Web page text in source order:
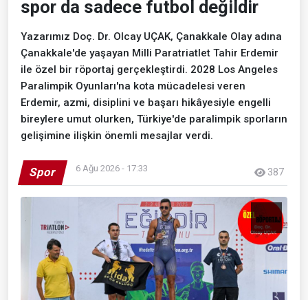
spor da sadece futbol değildir
Yazarımız Doç. Dr. Olcay UÇAK, Çanakkale Olay adına
Çanakkale'de yaşayan Milli Paratriatlet Tahir Erdemir
ile özel bir röportaj gerçekleştirdi. 2028 Los Angeles
Paralimpik Oyunları'na kota mücadelesi veren
Erdemir, azmi, disiplini ve başarı hikâyesiyle engelli
bireylere umut olurken, Türkiye'de paralimpik sporların
gelişimine ilişkin önemli mesajlar verdi.
Spor 6 Ağu 2026 - 17:33 387